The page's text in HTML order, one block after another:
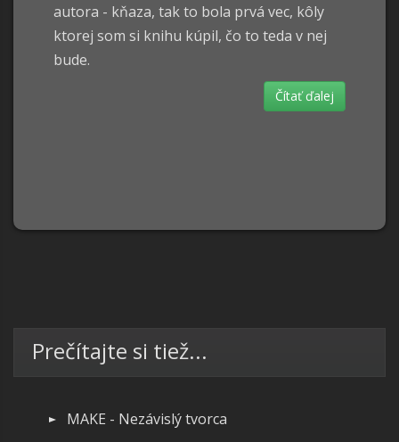
autora - kňaza, tak to bola prvá vec, kôly
ktorej som si knihu kúpil, čo to teda v nej
bude.
Čítať ďalej
Prečítajte si tiež...
MAKE - Nezávislý tvorca